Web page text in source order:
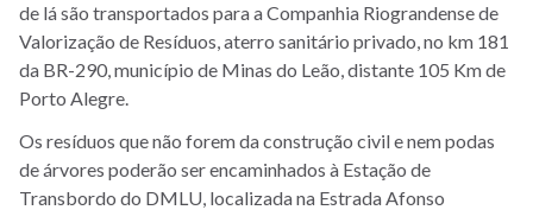
de lá são transportados para a Companhia Riograndense de
Valorização de Resíduos, aterro sanitário privado, no km 181
da BR-290, município de Minas do Leão, distante 105 Km de
Porto Alegre.
Os resíduos que não forem da construção civil e nem podas
de árvores poderão ser encaminhados à Estação de
Transbordo do DMLU, localizada na Estrada Afonso